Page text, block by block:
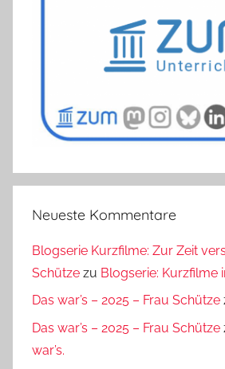
Neueste Kommentare
Blogserie Kurzfilme: Zur Zeit
Schütze zu Blogserie: Kurzfilme
Das war’s – 2025 – Frau Schütze
Das war’s – 2025 – Frau Schütze
war’s.